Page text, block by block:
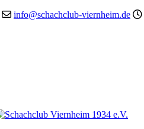
info@schachclub-viernheim.de